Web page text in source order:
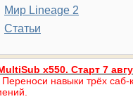
Мир Lineage 2
Статьи
x550. Старт 7
навыки трёх саб-